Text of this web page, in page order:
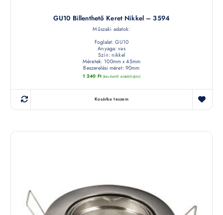
GU10 Billenthető Keret Nikkel – 3594
Műszaki adatok:
Foglalat: GU10
Anyaga: vas
Szín: nikkel
Méretek: 100mm x 45mm
Beszerelési méret: 90mm
1 240 Ft (készletről érdeklődjön)
Kosárba teszem